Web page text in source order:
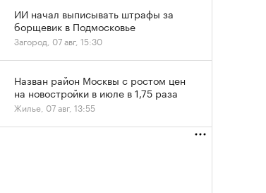
ИИ начал выписывать штрафы за
борщевик в Подмосковье
Загород, 07 авг, 15:30
Назван район Москвы с ростом цен
на новостройки в июле в 1,75 раза
Жилье, 07 авг, 13:55